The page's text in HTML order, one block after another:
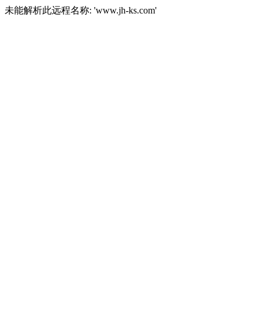
未能解析此远程名称: 'www.jh-ks.com'